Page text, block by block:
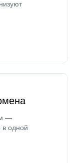
—
в одной